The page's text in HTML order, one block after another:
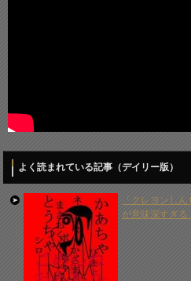
よく読まれている記事（デイリー版）
「クレヨンし
が意味深すぎる